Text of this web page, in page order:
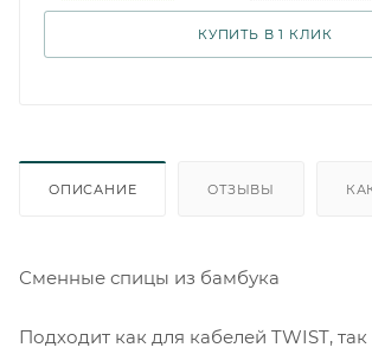
КУПИТЬ В 1 КЛИК
ОПИСАНИЕ ОТЗЫВЫ
Сменные спицы из бамбука
Подходит как для кабелей TWIST,